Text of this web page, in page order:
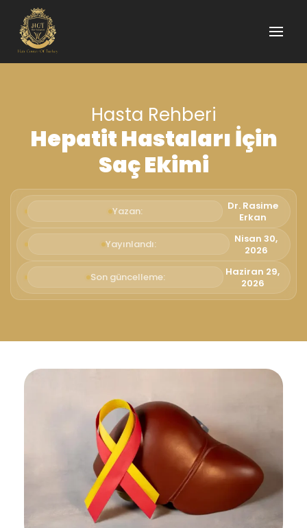
Hasta Rehberi
Hepatit Hastaları İçin
Saç Ekimi
Yazan:
Dr. Rasime
Erkan
Yayınlandı:
Nisan 30,
2026
Son güncelleme:
Haziran 29,
2026